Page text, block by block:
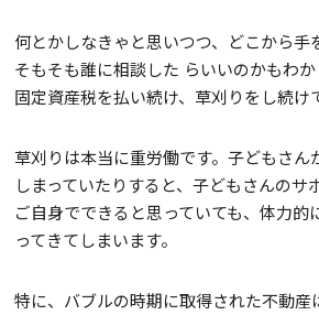
何とかしなきゃと思いつつ、どこから手
そもそも誰に相談した らいいのかもわか
固定資産税を払い続け、草刈りをし続け
草刈りは本当に重労働です。子どもさん
しまっていたりすると、子どもさんのサ
ご自身でできると思っていても、体力的
ってきてしまいます。
特に、バブルの時期に取得された不動産